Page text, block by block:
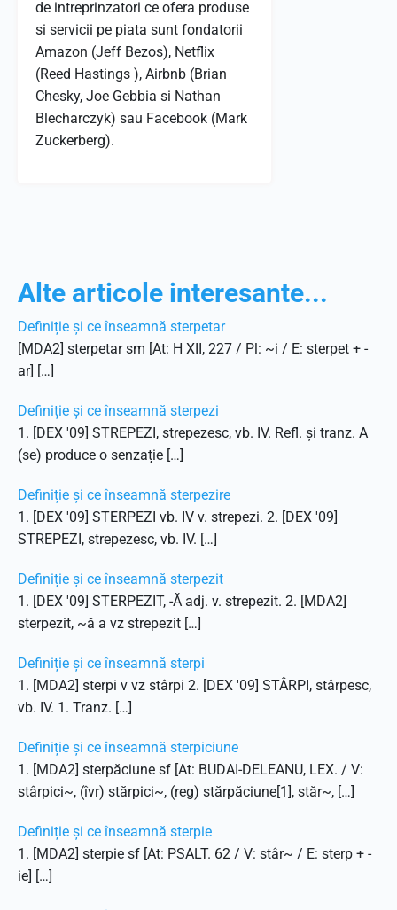
de intreprinzatori ce ofera produse
si servicii pe piata sunt fondatorii
Amazon (Jeff Bezos), Netflix
(Reed Hastings ), Airbnb (Brian
Chesky, Joe Gebbia si Nathan
Blecharczyk) sau Facebook (Mark
Zuckerberg).
Alte articole interesante...
Definiție și ce înseamnă sterpetar
[MDA2] sterpetar sm [At: H XII, 227 / Pl: ~i / E: sterpet + -
ar] […]
Definiție și ce înseamnă sterpezi
1. [DEX '09] STREPEZI, strepezesc, vb. IV. Refl. și tranz. A
(se) produce o senzație […]
Definiție și ce înseamnă sterpezire
1. [DEX '09] STERPEZI vb. IV v. strepezi. 2. [DEX '09]
STREPEZI, strepezesc, vb. IV. […]
Definiție și ce înseamnă sterpezit
1. [DEX '09] STERPEZIT, -Ă adj. v. strepezit. 2. [MDA2]
sterpezit, ~ă a vz strepezit […]
Definiție și ce înseamnă sterpi
1. [MDA2] sterpi v vz stârpi 2. [DEX '09] STÂRPI, stârpesc,
vb. IV. 1. Tranz. […]
Definiție și ce înseamnă sterpiciune
1. [MDA2] sterpăciune sf [At: BUDAI-DELEANU, LEX. / V:
stârpici~, (îvr) stărpici~, (reg) stărpăciune[1], stăr~, […]
Definiție și ce înseamnă sterpie
1. [MDA2] sterpie sf [At: PSALT. 62 / V: stâr~ / E: sterp + -
ie] […]